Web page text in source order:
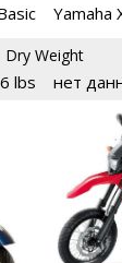
Yamaha
Dry Weight
lbs нет